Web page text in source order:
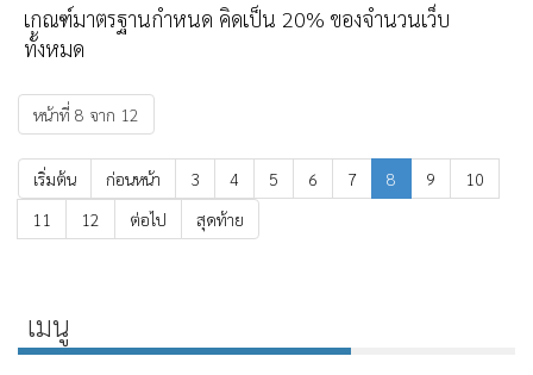
เกณฑ์มาตรฐานกำหนด คิดเป็น 20% ของจำนวนเว็บ
ทั้งหมด
หน้าที่ 8 จาก 12
เริ่มต้น ก่อนหน้า 3 4 5 6 7 8 9
10
11
12 ต่อไป สุดท้าย
เมนู